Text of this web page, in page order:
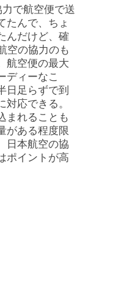
で航空便で送
たんで、ちょ
んだけど、確
空の協力のも
航空便の最大
ディーなこ
日足らずで到
応できる。
まれることも
がある程度限
日本航空の協
ポイントが高